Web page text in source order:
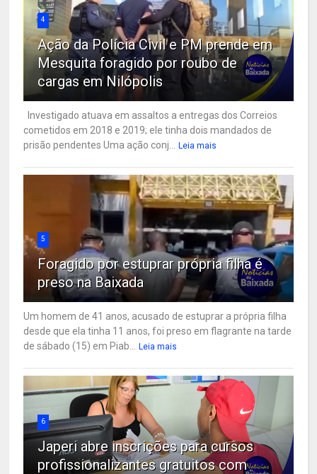
4
Ação da Polícia Civil e PM prende em
Mesquita foragido por roubo de
cargas em Nilópolis
Investigado atuava em assaltos a entregas dos Correios
cometidos em 2018 e 2019; ele tinha dois mandados de
prisão pendentes Uma ação conj...
Leia mais
5
Foragido por estuprar própria filha é
preso na Baixada
Um homem de 41 anos, acusado de estuprar a própria filha
desde que ela tinha 11 anos, foi preso em flagrante na tarde
de sábado (15) em Piab...
Leia mais
6
Japeri abre inscrições para cursos
profissionalizantes gratuitos com